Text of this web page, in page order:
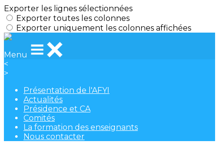
Exporter les lignes sélectionnées
Exporter toutes les colonnes
Exporter uniquement les colonnes affichées
Menu
<
>
Présentation de l'AFYI
Actualités
Présidence et CA
Comités
La formation des enseignants
Nous contacter